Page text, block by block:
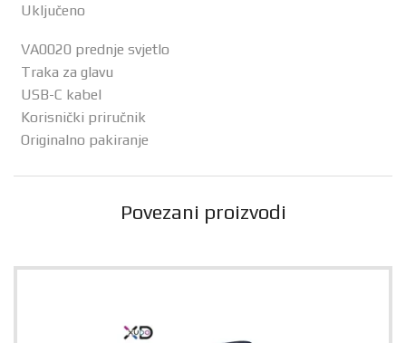
Uključeno
VA0020 prednje svjetlo
Traka za glavu
USB-C kabel
Korisnički priručnik
Originalno pakiranje
Povezani proizvodi